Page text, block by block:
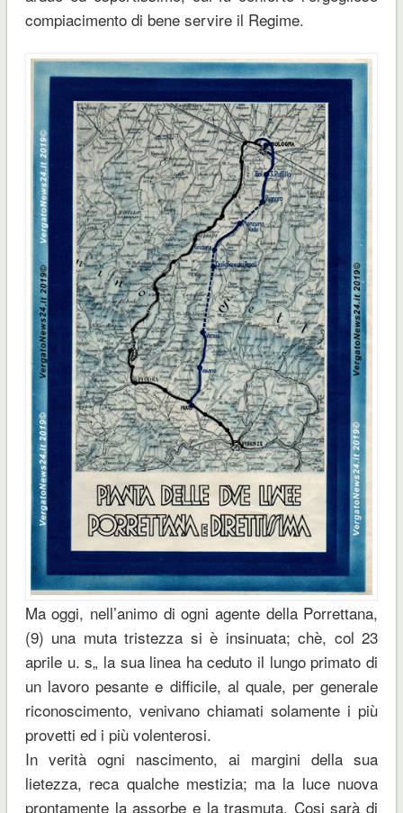
compiacimento di bene servire il Regime.
Ma oggi, nell’animo di ogni agente della Porrettana,
(9) una muta tristezza si è insinuata; chè, col 23
aprile u. s„ la sua linea ha ceduto il lungo primato di
un lavoro pesante e difficile, al quale, per generale
riconoscimento, venivano chiamati solamente i più
provetti ed i più volenterosi.
In verità ogni nascimento, ai margini della sua
lietezza, reca qualche mestizia; ma la luce nuova
prontamente la assorbe e la trasmuta. Cosi sarà di